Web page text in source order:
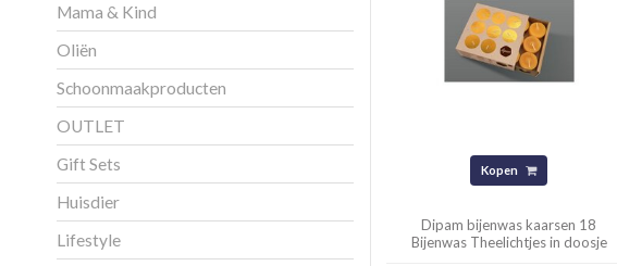
Mama & Kind
Oliën
Schoonmaakproducten
OUTLET
Gift Sets
Huisdier
Lifestyle
Kopen
Dipam bijenwas kaarsen 18
Bijenwas Theelichtjes in doosje